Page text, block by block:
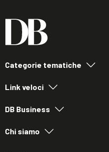
Categorie tematiche
Link veloci
DB Business
Chi siamo